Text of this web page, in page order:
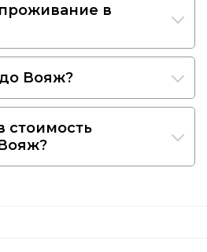
в
Вояж?
стоимость